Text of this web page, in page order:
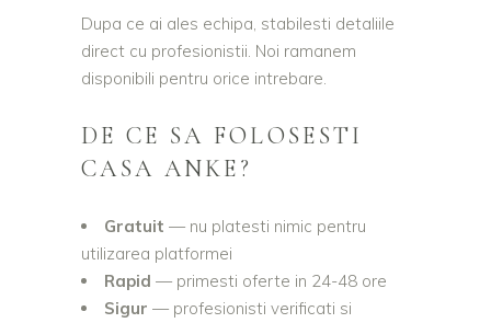
Dupa ce ai ales echipa, stabilesti detaliile
direct cu profesionistii. Noi ramanem
disponibili pentru orice intrebare.
DE CE SA FOLOSESTI
CASA ANKE?
Gratuit — nu platesti nimic pentru
utilizarea platformei
Rapid — primesti oferte in 24-48 ore
Sigur — profesionisti verificati si